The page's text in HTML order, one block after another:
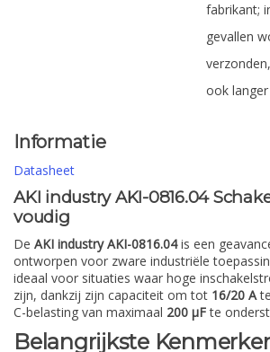
fabrikant;
gevallen
ook
Informatie
Datasheet
AKI industry AKI-0816.04
voudig
De AKI industry AKI-0816.04is een
ontworpen voor zware industriële
ideaal voor situaties waar hoge
zijn, dankzij zijn capaciteit om tot 16/20 A
C-belasting van maximaal 200 µFte
Belangrijkste